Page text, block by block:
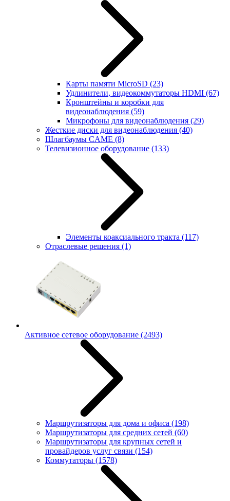
Карты памяти MicroSD (23)
Удлинители, видеокоммутаторы HDMI (67)
Кронштейны и коробки для
видеонаблюдения (59)
Микрофоны для видеонаблюдения (29)
Жесткие диски для видеонаблюдения (40)
Шлагбаумы CAME (8)
Телевизионное оборудование (133)
Элементы коаксиального тракта (117)
Отраслевые решения (1)
Активное сетевое оборудование (2493)
Маршрутизаторы для дома и офиса (198)
Маршрутизаторы для средних сетей (60)
Маршрутизаторы для крупных сетей и
провайдеров услуг связи (154)
Коммутаторы (1578)